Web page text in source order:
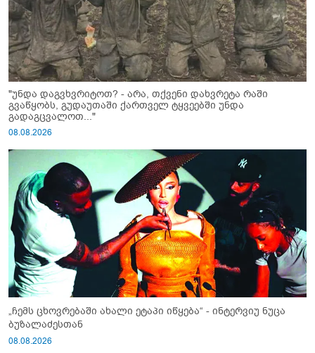
"უნდა დაგვხვრიტოთ? - არა, თქვენი დახვრეტა რაში
გვაწყობს, გუდაუთაში ქართველ ტყვეებში უნდა
გადაგცვალოთ..."
08.08.2026
„ჩემს ცხოვრებაში ახალი ეტაპი იწყება“ - ინტერვიუ ნუცა
ბუზალაძესთან
08.08.2026